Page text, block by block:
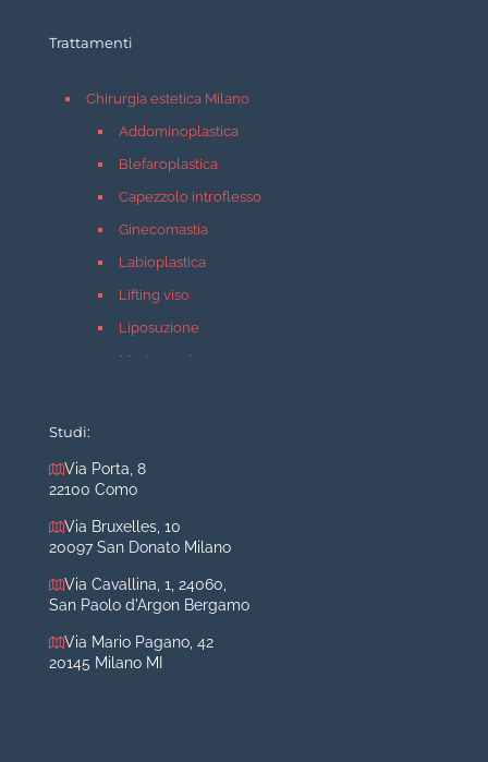
Trattamenti
Chirurgia estetica Milano
Addominoplastica
Blefaroplastica
Capezzolo introflesso
Ginecomastia
Labioplastica
Lifting viso
Liposuzione
Mastopessi
Rinoplastica
Medicina estetica Milano
Acido ialuronico viso
Aumento labbra
Filler
Studi:
Via Porta, 8
22100 Como
Via Bruxelles, 10
20097 San Donato Milano
Via Cavallina, 1, 24060,
San Paolo d'Argon Bergamo
Via Mario Pagano, 42
20145 Milano MI